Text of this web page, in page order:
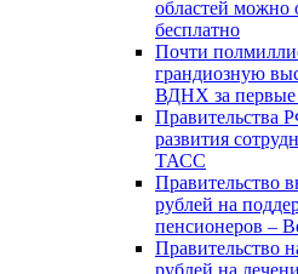
областей можно
бесплатно
Почти
грандиозную
ВДНХ за первые
Правительства
развития
ТАСС
Правительство
рублей на
пенсионеров –
Правительство
рублей на